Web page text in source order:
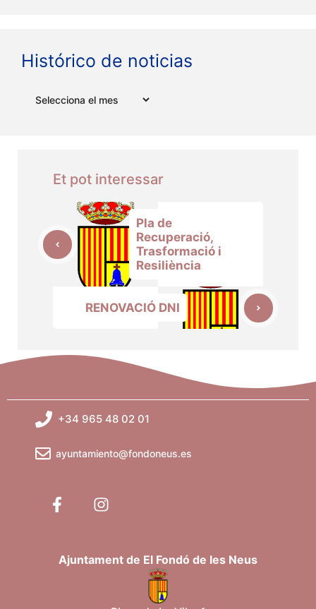
Histórico de noticias
Et pot interessar
Pla de
Recuperació,
Trasformació i
Resiliència
RENOVACIÓ DNI
+34 965 48 02 01
ayuntamiento@fondoneus.es
Ajuntament de El Fondó de les Neus